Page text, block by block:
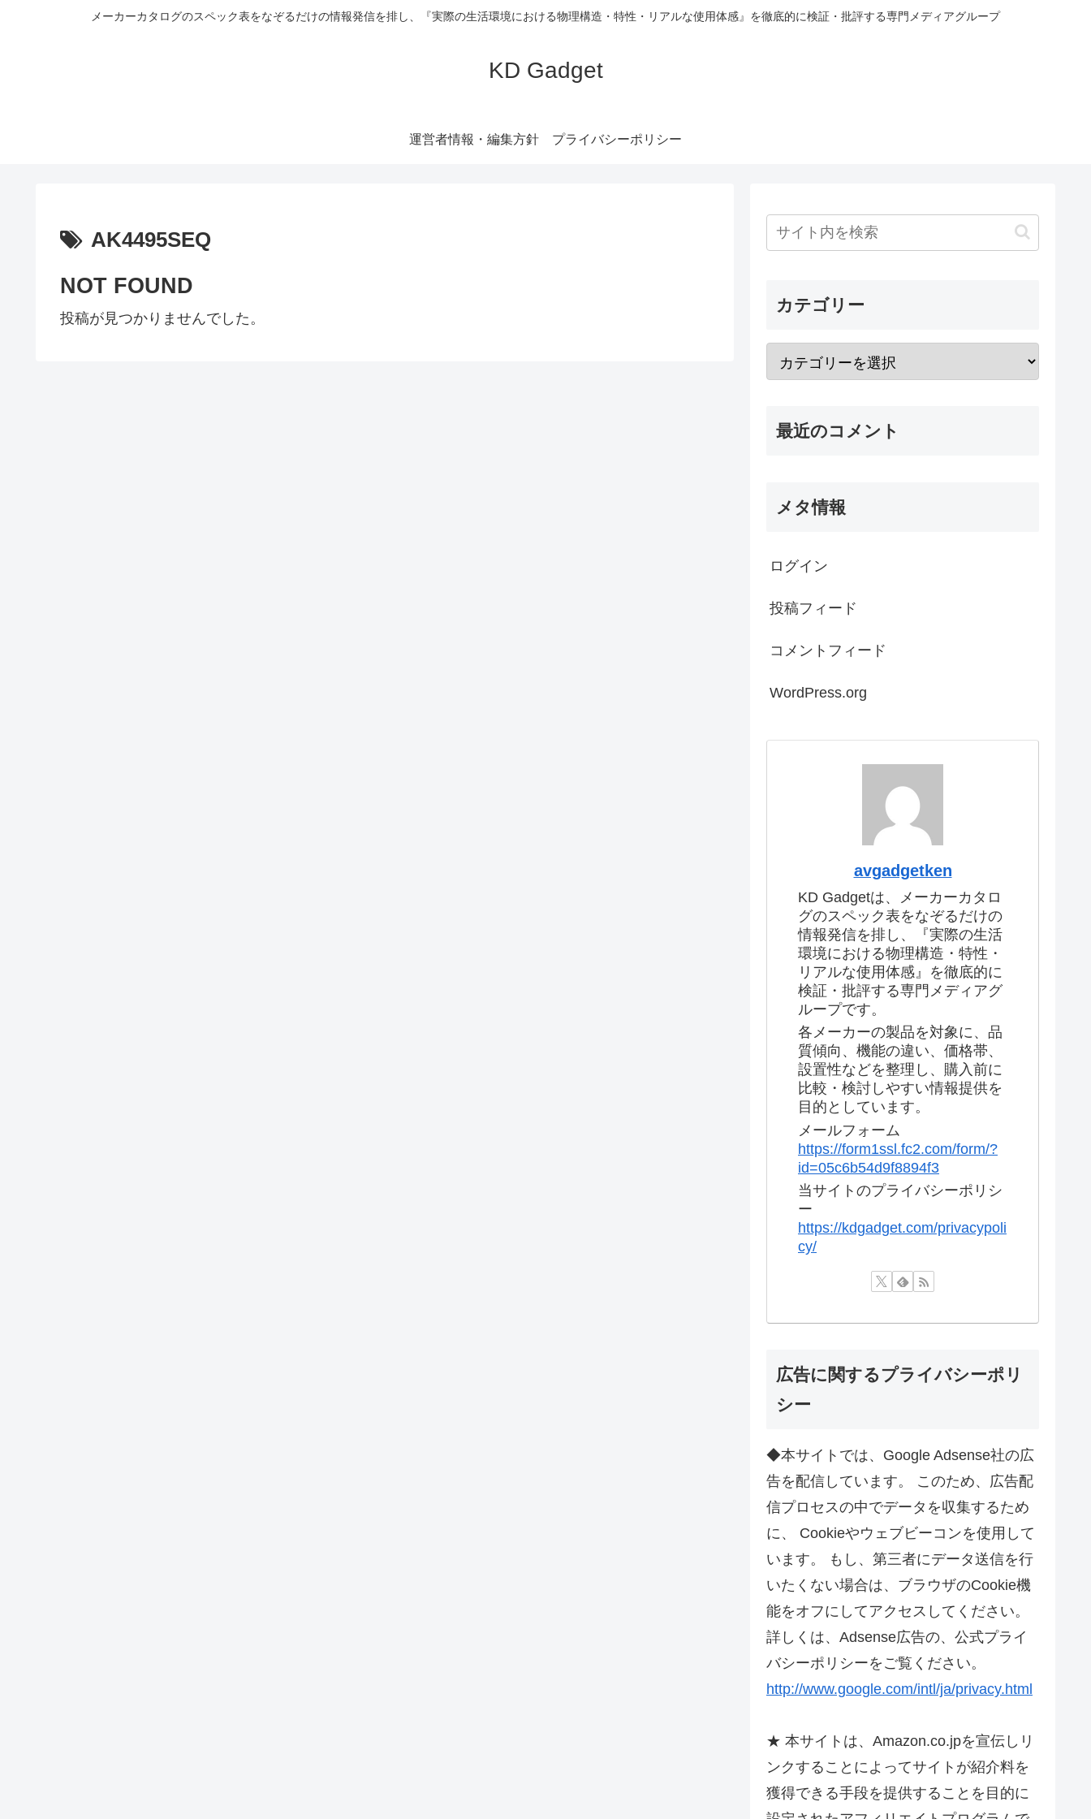
メーカーカタログのスペック表をなぞるだけの情報発信を排し、『実際の生活環境における物理構造・特性・リアルな使用体感』を徹底的に検証・批評する専門メディアグループ
KD Gadget
運営者情報・編集方針 プライバシーポリシー
AK4495SEQ
NOT FOUND
投稿が見つかりませんでした。
カテゴリー
最近のコメント
メタ情報
ログイン
投稿フィード
コメントフィード
WordPress.org
avgadgetken
KD Gadgetは、メーカーカタロ
グのスペック表をなぞるだけの
情報発信を排し、『実際の生活
環境における物理構造・特性・
リアルな使用体感』を徹底的に
検証・批評する専門メディアグ
ループです。
各メーカーの製品を対象に、品
質傾向、機能の違い、価格帯、
設置性などを整理し、購入前に
比較・検討しやすい情報提供を
目的としています。
メールフォーム
https://form1ssl.fc2.com/form/?
id=05c6b54d9f8894f3
当サイトのプライバシーポリシ
ー
https://kdgadget.com/privacypoli
cy/
広告に関するプライバシーポリ
シー
◆本サイトでは、Google Adsense社の広
告を配信しています。 このため、広告配
信プロセスの中でデータを収集するため
に、 Cookieやウェブビーコンを使用して
います。 もし、第三者にデータ送信を行
いたくない場合は、ブラウザのCookie機
能をオフにしてアクセスしてください。
詳しくは、Adsense広告の、公式プライ
バシーポリシーをご覧ください。
http://www.google.com/intl/ja/privacy.html
★ 本サイトは、Amazon.co.jpを宣伝しリ
ンクすることによってサイトが紹介料を
獲得できる手段を提供することを目的に